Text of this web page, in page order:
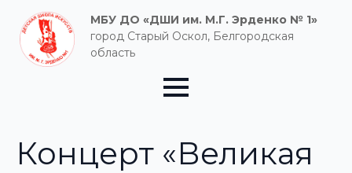
МБУ ДО «ДШИ им. М.Г. Эрденко № 1»
город Старый Оскол, Белгородская
область
Концерт «Великая